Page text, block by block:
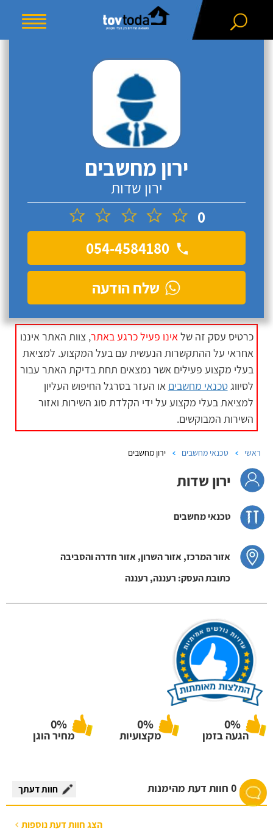
כרטיס עסק זה שלאינו פעיל כרגע באתר, צוות האתר איננו
אחראי על ההתקשרות הנעשית עם בעל המקצוע. למציאת
בעלי מקצוע פעילים אשר נמצאים תחת בדיקת האתר עבור
לסיווגטכנאי מחשבים או העזר בסרגל החיפוש העליון
למציאת בעלי מקצוע על ידי הקלדת סוג השירות ואזור
השירות המבוקשים.
ראשי טכנאי מחשבים ירון מחשבים
ירון שדות
טכנאי מחשבים
אזור המרכז, אזור השרון, אזור חדרה והסביבה
כתובת העסק: רעננה, רעננה
0%
הגעה בזמן
0%
מקצועיות
0%
מחיר הוגן
0 חוות דעת מהימנות חוות דעתך
הצג חוות דעת נוספות
ירון מחשבים
ירון שדות
0
054-4584180
שלח הודעה